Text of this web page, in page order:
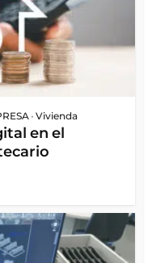
• Vivienda
en el